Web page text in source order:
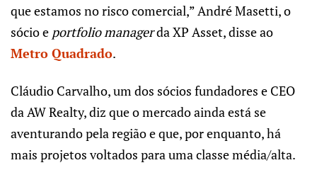
que estamos no risco comercial,” André Masetti, o
sócio e portfolio managerda XP Asset, disse ao
Metro Quadrado.
Cláudio Carvalho, um dos sócios fundadores e CEO
da AW Realty, diz que o mercado ainda está se
aventurando pela região e que, por enquanto, há
mais projetos voltados para uma classe média/alta.